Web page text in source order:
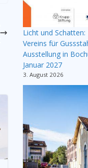
Licht und
Vereins für
Ausstellung in
Januar 2027
3. August 2026